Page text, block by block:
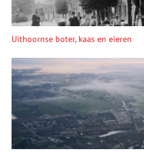
Uithoornse boter, kaas en eieren